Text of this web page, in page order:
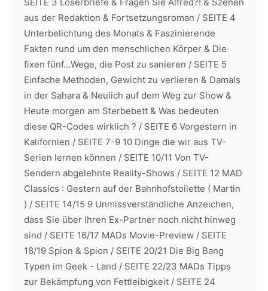
aus der Redaktion & Fortsetzungsroman / SEITE 4
Unterbelichtung des Monats & Faszinierende
Fakten rund um den menschlichen Körper & Die
fixen fünf…Wege, die Post zu sanieren / SEITE 5
Einfache Methoden, Gewicht zu verlieren & Damals
in der Sahara & Neulich auf dem Weg zur Show &
Heute morgen am Sterbebett & Was bedeuten
diese QR-Codes wirklich ? / SEITE 6 Vorgestern in
Kalifornien / SEITE 7-9 10 Dinge die wir aus TV-
Serien lernen können / SEITE 10/11 Von TV-
Sendern abgelehnte Reality-Shows / SEITE 12 MAD
Classics : Gestern auf der Bahnhofstoilette ( Martin
) / SEITE 14/15 9 Unmissverständliche Anzeichen,
dass Sie über Ihren Ex-Partner noch nicht hinweg
sind / SEITE 16/17 MADs Movie-Preview / SEITE
18/19 Spion & Spion / SEITE 20/21 Die Big Bang
Typen im Geek - Land / SEITE 22/23 MADs Tipps
zur Bekämpfung von Fettleibigkeit / SEITE 24